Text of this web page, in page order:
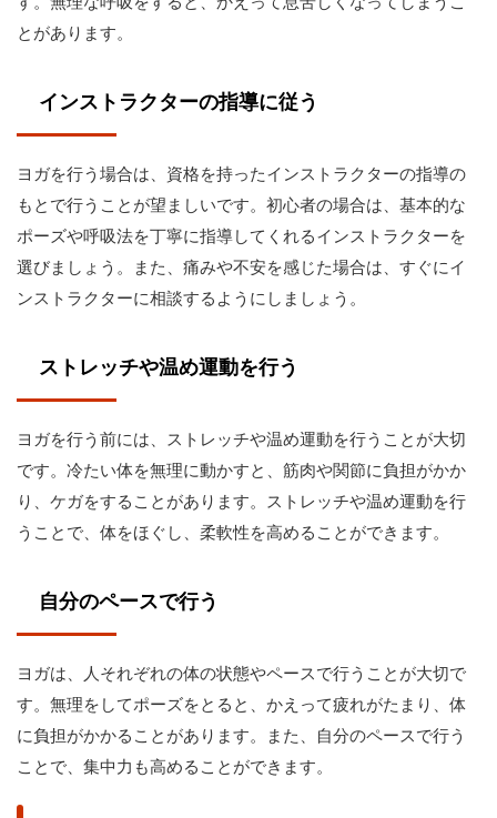
とがあります。
インストラクターの指導に従う
ヨガを行う場合は、資格を持ったインストラクターの指導の
もとで行うことが望ましいです。初心者の場合は、基本的な
ポーズや呼吸法を丁寧に指導してくれるインストラクターを
選びましょう。また、痛みや不安を感じた場合は、すぐにイ
ンストラクターに相談するようにしましょう。
ストレッチや温め運動を行う
ヨガを行う前には、ストレッチや温め運動を行うことが大切
です。冷たい体を無理に動かすと、筋肉や関節に負担がかか
り、ケガをすることがあります。ストレッチや温め運動を行
うことで、体をほぐし、柔軟性を高めることができます。
自分のペースで行う
ヨガは、人それぞれの体の状態やペースで行うことが大切で
す。無理をしてポーズをとると、かえって疲れがたまり、体
に負担がかかることがあります。また、自分のペースで行う
ことで、集中力も高めることができます。